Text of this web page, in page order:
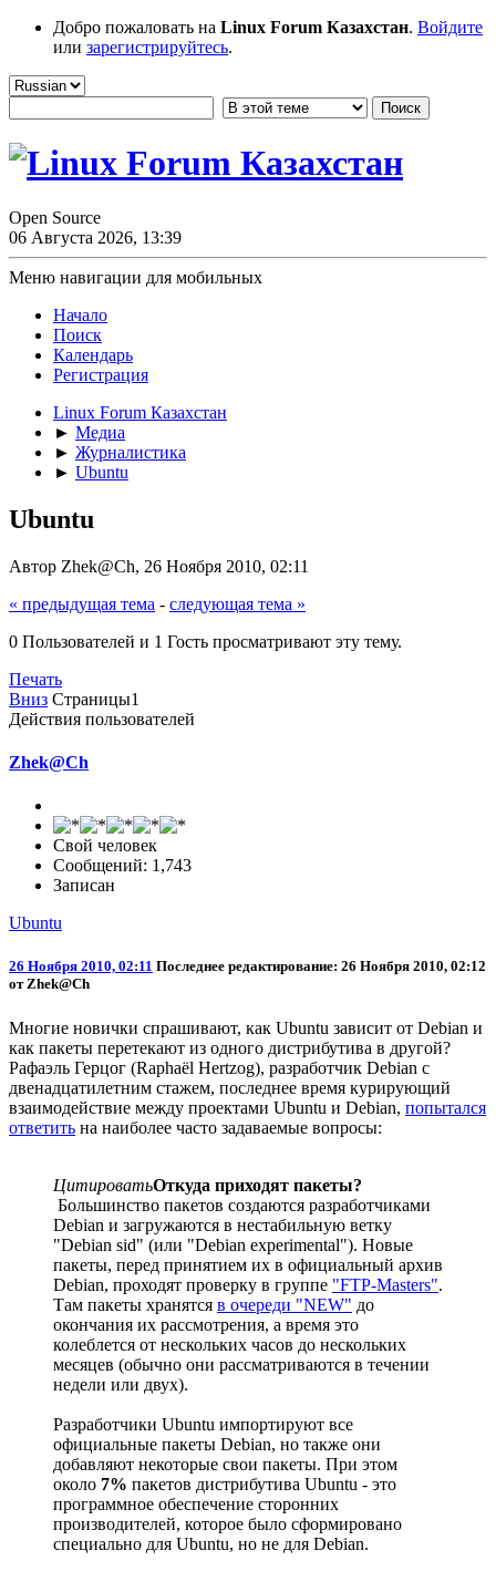
Добро пожаловать на Linux Forum Казахстан. Войдите
или зарегистрируйтесь.
Open Source
06 Августа 2026, 13:39
Меню навигации для мобильных
Начало
Поиск
Календарь
Регистрация
Linux Forum Казахстан
► Медиа
► Журналистика
► Ubuntu
Ubuntu
Автор Zhek@Ch, 26 Ноября 2010, 02:11
« предыдущая тема - следующая тема »
0 Пользователей и 1 Гость просматривают эту тему.
Печать
Вниз Страницы1
Действия пользователей
Zhek@Ch
Свой человек
Сообщений: 1,743
Записан
Ubuntu
26 Ноября 2010, 02:11 Последнее редактирование: 26 Ноября 2010, 02:12
от Zhek@Ch
Многие новички спрашивают, как Ubuntu зависит от Debian и
как пакеты перетекают из одного дистрибутива в другой?
Рафаэль Герцог (Raphaël Hertzog), разработчик Debian с
двенадцатилетним стажем, последнее время курирующий
взаимодействие между проектами Ubuntu и Debian, попытался
ответить на наиболее часто задаваемые вопросы:
ЦитироватьОткуда приходят пакеты?
Большинство пакетов создаются разработчиками
Debian и загружаются в нестабильную ветку
"Debian sid" (или "Debian experimental"). Новые
пакеты, перед принятием их в официальный архив
Debian, проходят проверку в группе "FTP-Masters".
Там пакеты хранятся в очереди "NEW" до
окончания их рассмотрения, а время это
колеблется от нескольких часов до нескольких
месяцев (обычно они рассматриваются в течении
недели или двух).
Разработчики Ubuntu импортируют все
официальные пакеты Debian, но также они
добавляют некоторые свои пакеты. При этом
около 7% пакетов дистрибутива Ubuntu - это
программное обеспечение сторонних
производителей, которое было сформировано
специально для Ubuntu, но не для Debian.